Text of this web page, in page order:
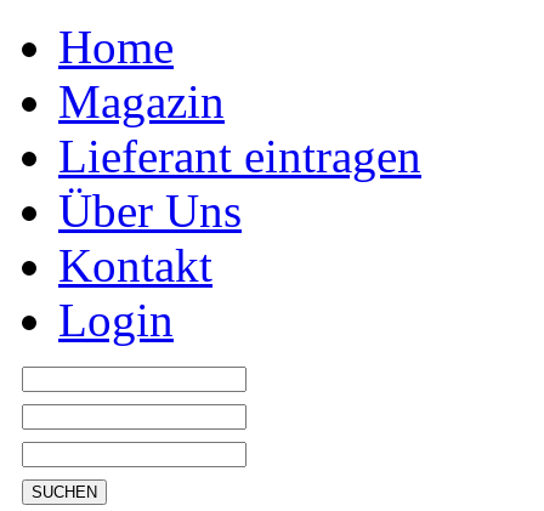
Home
Magazin
Lieferant eintragen
Über Uns
Kontakt
Login
SUCHEN